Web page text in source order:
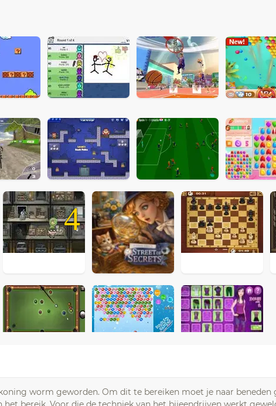
4
worm geworden. Om dit te bereiken moet je naar beneden